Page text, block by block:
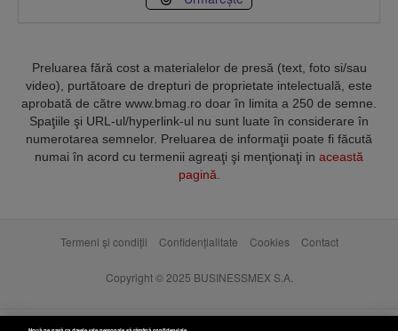
Preluarea fără cost a materialelor de presă (text, foto si/sau
video), purtătoare de drepturi de proprietate intelectuală, este
aprobată de către www.bmag.ro doar în limita a 250 de semne.
Spaţiile şi URL-ul/hyperlink-ul nu sunt luate în considerare în
numerotarea semnelor. Preluarea de informaţii poate fi făcută
numai în acord cu termenii agreaţi şi menţionaţi in această
pagină
Termeni și condiții Confidențialitate Cookies Contact
Copyright © 2025 BUSINESSMEX S.A.